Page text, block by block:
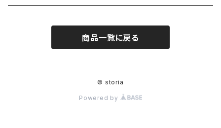
スモーキークォーツ（煙水晶）
アイリススモーキークォーツ（虹入り水晶）
癒やし・ヒーリング
商品一覧に戻る
© storia
Powered by